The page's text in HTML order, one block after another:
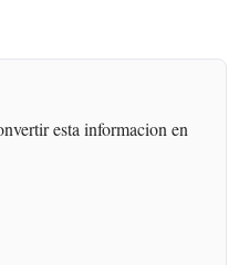
esta informacion en